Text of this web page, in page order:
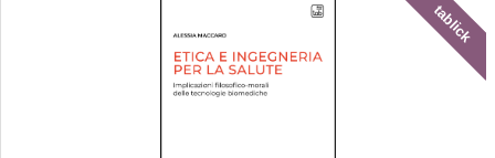
tablick